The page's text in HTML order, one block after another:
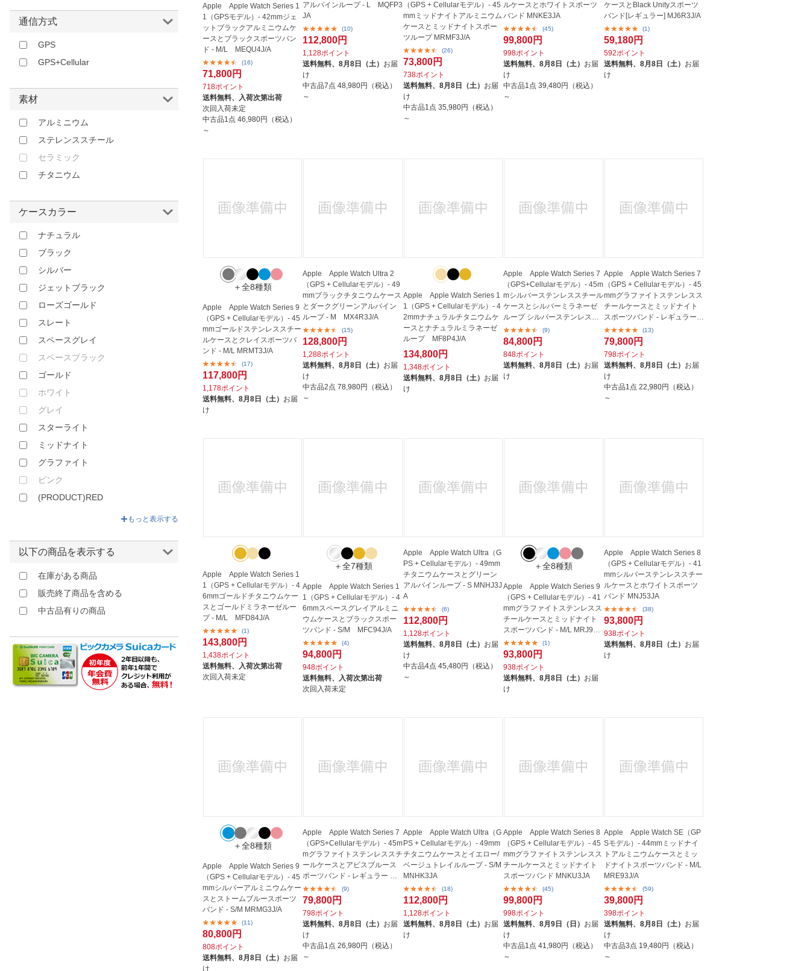
Apple Apple Watch Series 1
1（GPSモデル）- 42mmジェ
ットブラックアルミニウムケ
ースとブラックスポーツバン
ド - M/L MEQU4J/A
(16)
71,800円
718ポイント
送料無料、 入荷次第出荷
次回入荷未定
中古品1点 46,980円（税込）
～
アルパインループ - L MQFP3
JA
(10)
112,800円
1,128ポイント
送料無料、8月8日（土） お届
け
中古品7点48,980円（税込）
～
（GPS + Cellularモデル）- 45
mmミッドナイトアルミニウム
ケースとミッドナイトスポー
ツループ MRMF3J/A
(26)
73,800円
738ポイント
送料無料、 8月8日（土） お届
け
中古品1点 35,980円（税込）
～
ルケースとホワイトスポーツ
バンド MNKE3JA
(45)
99,800円
998ポイント
送料無料、8月8日（土） お届
け
中古品1点39,480円（税込）
～
ケースとBlack Unityスポーツ
バンド[レギュラー] MJ6R3J/A
(1)
59,180円
592ポイント
送料無料、 8月8日（土） お届
け
＋全8種類
Apple Apple Watch Series 9
（GPS + Cellularモデル）- 45
mmゴールドステンレススチー
ルケースとクレイスポーツバ
ンド - M/L MRMT3J/A
(17)
117,800円
1,178ポイント
送料無料、 8月8日（土） お届
け
Apple Apple Watch Ultra 2
（GPS + Cellularモデル）- 49
mmブラックチタニウムケース
とダークグリーンアルパイン
ループ - M MX4R3J/A
(15)
128,800円
1,288ポイント
送料無料、8月8日（土） お届
け
中古品2点78,980円（税込）
～
Apple Apple Watch Series 1
1（GPS + Cellularモデル）- 4
2mmナチュラルチタニウムケ
ースとナチュラルミラネーゼ
ループ MF8P4J/A
134,800円
1,348ポイント
送料無料、 8月8日（土） お届
け
Apple Apple Watch Series 7
（GPS+Cellularモデル）- 45m
mシルバーステンレススチール
ケースとシルバーミラネーゼ
ループ シルバーステンレスス
チー...
(9)
84,800円
848ポイント
送料無料、8月8日（土） お届
け
Apple Apple Watch Series 7
（GPS + Cellularモデル）- 45
mmグラファイトステンレスス
チールケースとミッドナイト
スポーツバンド - レギュラー
グ...
(13)
79,800円
798ポイント
送料無料、 8月8日（土） お届
け
中古品1点 22,980円（税込）
～
Apple Apple Watch Series 1
1（GPS + Cellularモデル）- 4
6mmゴールドチタニウムケー
スとゴールドミラネーゼルー
プ - M/L MFD84J/A
(1)
143,800円
1,438ポイント
送料無料、 入荷次第出荷
次回入荷未定
＋全7種類
Apple Apple Watch Series 1
1（GPS + Cellularモデル）- 4
6mmスペースグレイアルミニ
ウムケースとブラックスポー
ツバンド - S/M MFC94J/A
(4)
94,800円
948ポイント
送料無料、 入荷次第出荷
次回入荷未定
Apple Apple Watch Ultra（G
PS + Cellularモデル）- 49mm
チタニウムケースとグリーン
アルパインループ - S MNHJ3J
A
(6)
112,800円
1,128ポイント
送料無料、 8月8日（土） お届
け
中古品4点 45,480円（税込）
～
＋全8種類
Apple Apple Watch Series 9
（GPS + Cellularモデル）- 41
mmグラファイトステンレスス
チールケースとミッドナイト
スポーツバンド - M/L MRJ93J/
A
(1)
93,800円
938ポイント
送料無料、8月8日（土） お届
け
Apple Apple Watch Series 8
（GPS + Cellularモデル）- 41
mmシルバーステンレススチー
ルケースとホワイトスポーツ
バンド MNJ53JA
(38)
93,800円
938ポイント
送料無料、 8月8日（土） お届
け
＋全8種類
Apple Apple Watch Series 9
（GPS + Cellularモデル）- 45
mmシルバーアルミニウムケー
スとストームブルースポーツ
バンド - S/M MRMG3J/A
(11)
80,800円
808ポイント
送料無料、 8月8日（土） お届
け
Apple Apple Watch Series 7
（GPS+Cellularモデル）- 45m
mグラファイトステンレススチ
ールケースとアビスブルース
ポーツバンド - レギュラー グ
ラ...
(9)
79,800円
798ポイント
送料無料、8月8日（土） お届
け
中古品1点26,980円（税込）
～
Apple Apple Watch Ultra（G
PS + Cellularモデル）- 49mm
チタニウムケースとイエロー/
ベージュトレイルループ - S/M
MNHK3JA
(18)
112,800円
1,128ポイント
送料無料、 8月8日（土） お届
け
Apple Apple Watch Series 8
（GPS + Cellularモデル）- 45
mmグラファイトステンレスス
チールケースとミッドナイト
スポーツバンド MNKU3JA
(45)
99,800円
998ポイント
送料無料、8月9日（日） お届
け
中古品1点41,980円（税込）
～
Apple Apple Watch SE（GP
Sモデル）- 44mmミッドナイ
トアルミニウムケースとミッ
ドナイトスポーツバンド - M/L
MRE93J/A
(59)
39,800円
398ポイント
送料無料、 8月8日（土） お届
け
中古品3点 19,480円（税込）
～
通信方式
GPS
GPS+Cellular
素材
アルミニウム
ステレンススチール
セラミック
チタニウム
ケースカラー
ナチュラル
ブラック
シルバー
ジェットブラック
ローズゴールド
スレート
スペースグレイ
スペースブラック
ゴールド
ホワイト
グレイ
スターライト
ミッドナイト
グラファイト
ピンク
(PRODUCT)RED
もっと表示する
以下の商品を表示する
在庫がある商品
販売終了商品を含める
中古品有りの商品